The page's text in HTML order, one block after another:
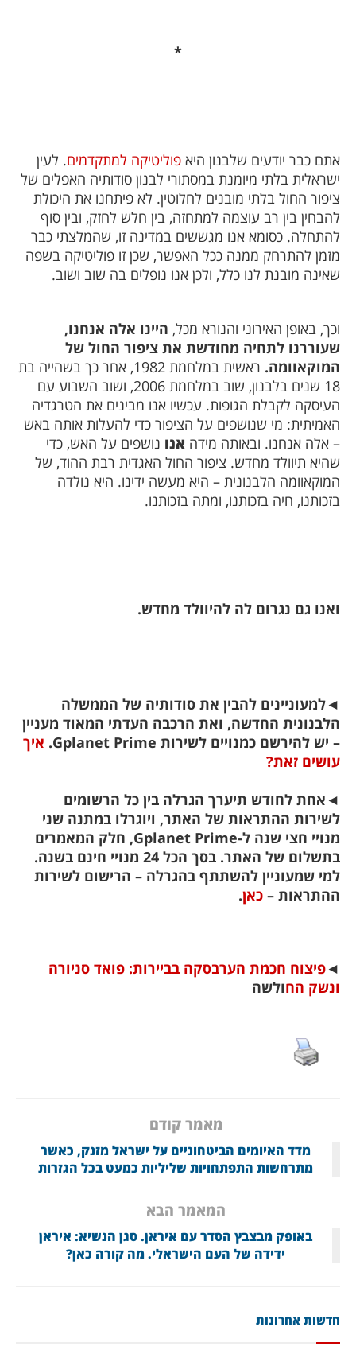
*
אתם כבר יודעים שלבנון היא פוליטיקה למתקדמים. לעין
ישראלית בלתי מיומנת במסתורי לבנון סודותיה האפלים של
ציפור החול בלתי מובנים לחלוטין. לא פיתחנו את היכולת
להבחין בין רב עוצמה למתחזה, בין חלש לחזק, ובין סוף
להתחלה. כסומא אנו מגששים במדינה זו, שהמלצתי כבר
מזמן להתרחק ממנה ככל האפשר, שכן זו פוליטיקה בשפה
שאינה מובנת לנו כלל, ולכן אנו נופלים בה שוב ושוב.
וכך, באופן האירוני והנורא מכל, היינו אלה אנחנו,
שעוררנו לתחיה מחודשת את ציפור החול של
המוקאוומה.
ראשית במלחמת 1982, אחר כך בשהייה בת
18 שנים בלבנון, שוב במלחמת 2006, ושוב השבוע עם
העיסקה לקבלת הגופות. עכשיו אנו מבינים את הטרגדיה
האמיתית: מי שנושפים על הציפור כדי להעלות אותה באש
– אלה אנחנו. ובאותה מידה אנו נושפים על האש, כדי
שהיא תיוולד מחדש. ציפור החול האגדית רבת ההוד, של
המוקאוומה הלבנונית – היא מעשה ידינו. היא נולדה
בזכותנו, חיה בזכותנו, ומתה בזכותנו.
ואנו גם נגרום לה להיוולד מחדש.
◄למעוניינים להבין את סודותיה של הממשלה
הלבנונית החדשה, ואת הרכבה העדתי המאוד מעניין
– יש להירשם כמנויים לשירות Gplanet Prime.
איך
עושים זאת?
◄ אחת לחודש תיערך הגרלה בין כל הרשומים
לשירות ההתראות של האתר, ויוגרלו במתנה שני
מנויי חצי שנה ל-Gplanet Prime, חלק המאמרים
בתשלום של האתר. בסך הכל 24 מנויי חינם בשנה.
למי שמעוניין להשתתף בהגרלה – הרישום לשירות
ההתראות – כאן.
◄פיצוח חכמת הערבסקה בביירות: פואד סניורה
ונשק החולשה
מאמר קודם
מדד האיומים הביטחוניים על ישראל מזנק, כאשר
מתרחשות התפתחויות שליליות כמעט בכל הגזרות
המאמר הבא
באופק מבצבץ הסדר עם איראן. סגן הנשיא: איראן
ידידה של העם הישראלי. מה קורה כאן?
חדשות אחרונות